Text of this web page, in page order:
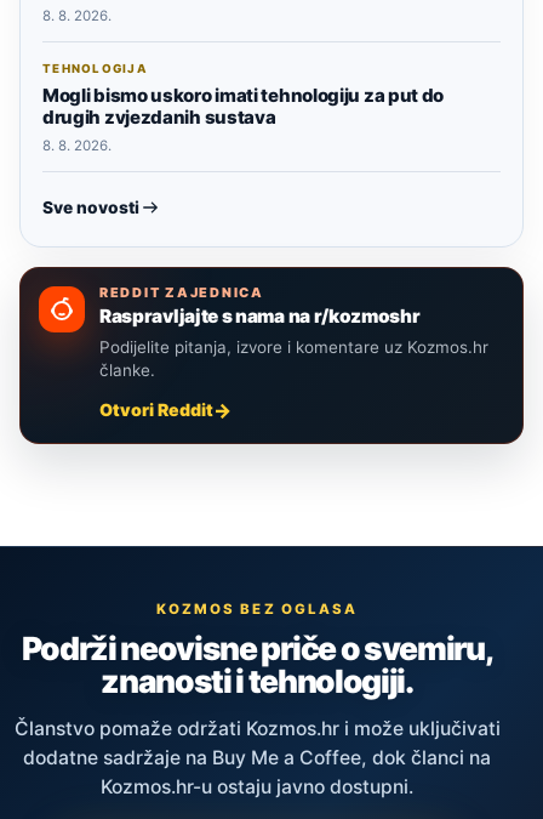
8. 8. 2026.
TEHNOLOGIJA
Mogli bismo uskoro imati tehnologiju za put do
drugih zvjezdanih sustava
8. 8. 2026.
Sve novosti
REDDIT ZAJEDNICA
Raspravljajte s nama na r/kozmoshr
Podijelite pitanja, izvore i komentare uz Kozmos.hr
članke.
Otvori Reddit
KOZMOS BEZ OGLASA
Podrži neovisne priče o svemiru,
znanosti i tehnologiji.
Članstvo pomaže održati Kozmos.hr i može uključivati
dodatne sadržaje na Buy Me a Coffee, dok članci na
Kozmos.hr-u ostaju javno dostupni.